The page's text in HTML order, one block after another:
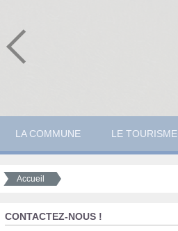
LA COMMUNE LE TOURISME
Accueil
CONTACTEZ-NOUS !